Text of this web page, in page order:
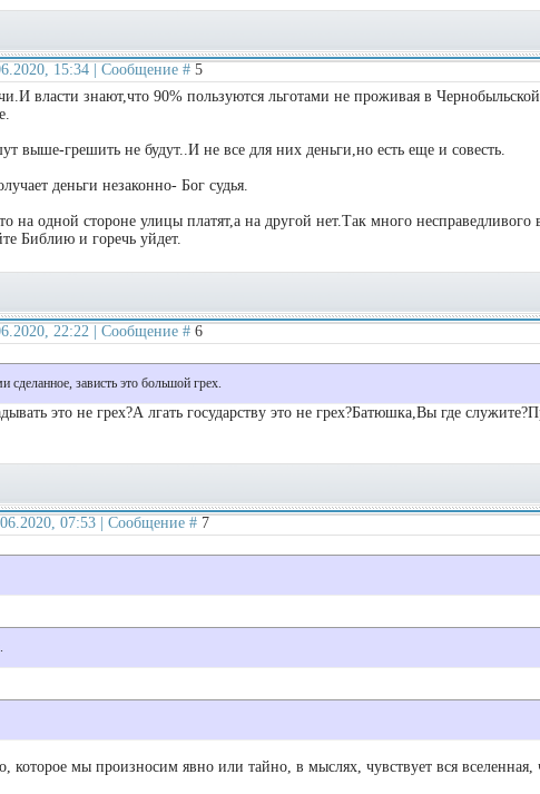
15:34 | Сообщение # 5
власти знают,что 90% пользуются льготами не проживая в
выше-грешить не будут..И не все для них деньги,но есть еще и совесть.
деньги незаконно- Бог судья.
на одной стороне улицы платят,а на другой нет.Так много несправедливого
Библию и горечь уйдет.
22:22 | Сообщение # 6
сделанное, зависть это большой грех.
это не грех?А лгать государству это не грех?Батюшка,Вы где
07:53 | Сообщение # 7
которое мы произносим явно или тайно, в мыслях, чувствует вся вселенная,